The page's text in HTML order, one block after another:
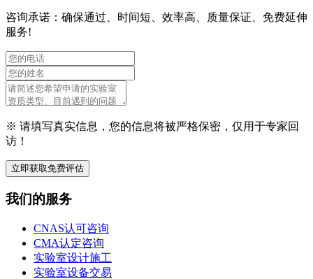
咨询承诺：确保通过、时间短、效率高、质量保证、免费延伸
服务!
※ 请填写真实信息，您的信息将被严格保密，仅用于专家回
访！
立即获取免费评估
我们的服务
CNAS认可咨询
CMA认定咨询
实验室设计施工
实验室设备交易